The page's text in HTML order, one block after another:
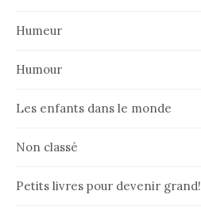
Humeur
Humour
Les enfants dans le monde
Non classé
Petits livres pour devenir grand!